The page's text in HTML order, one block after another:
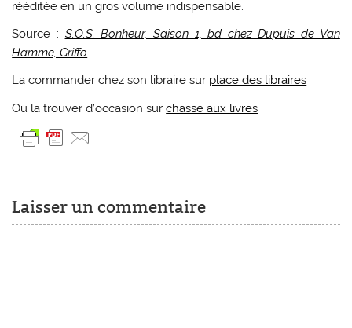
rééditée en un gros volume indispensable.
Source : S.O.S. Bonheur, Saison 1, bd chez Dupuis de Van
Hamme, Griffo
La commander chez son libraire sur place des libraires
Ou la trouver d’occasion surchasse aux livres
Laisser un commentaire